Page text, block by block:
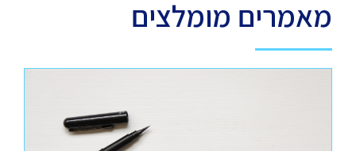
מאמרים מומלצים